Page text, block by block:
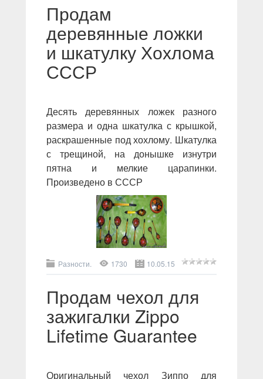
Продам
деревянные ложки
и шкатулку Хохлома
СССР
Десять деревянных ложек разного
размера и одна шкатулка с крышкой,
раскрашенные под хохлому. Шкатулка
с трещиной, на донышке изнутри
пятна и мелкие царапинки.
Произведено в СССР
Разности. 1730 10.05.15
Продам чехол для
зажигалки Zippo
Lifetime Guarantee
Оригинальный чехол Зиппо для